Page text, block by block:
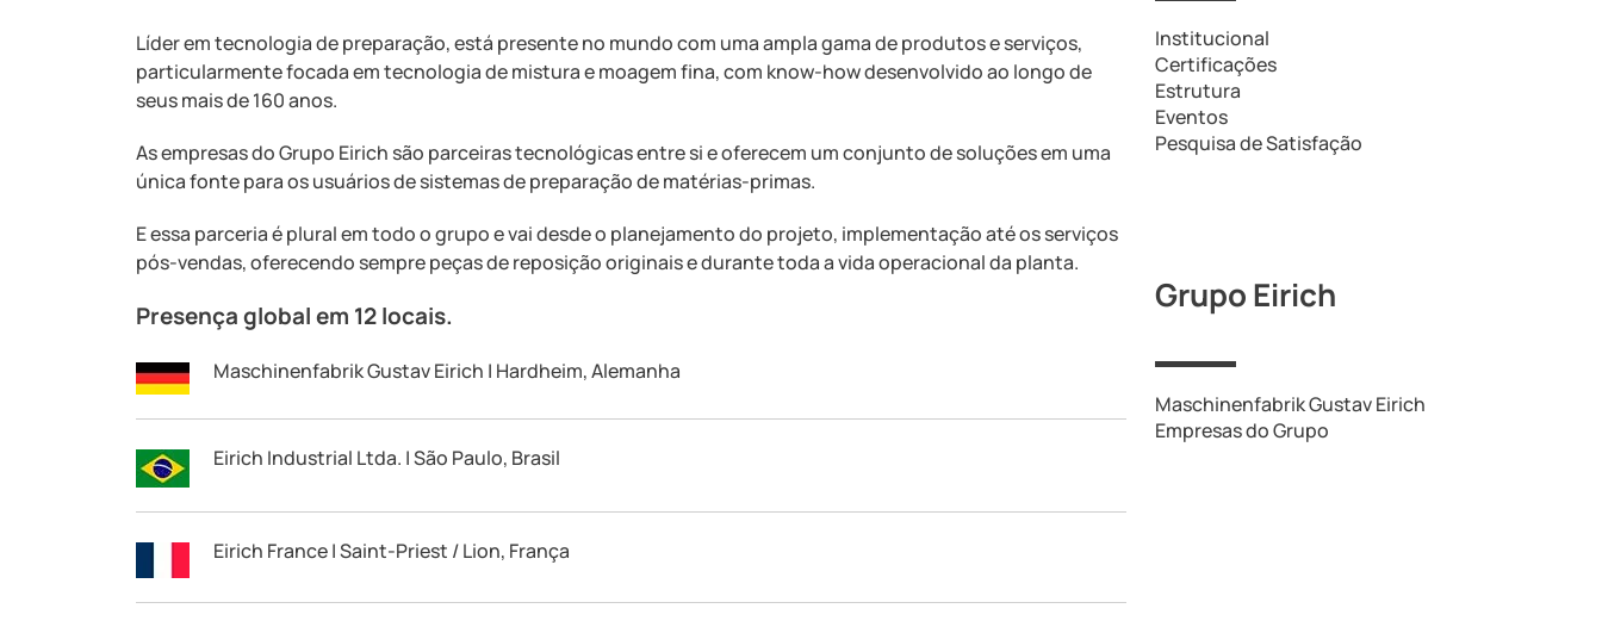
Líder em tecnologia de preparação, está presente no mundo com uma ampla gama de produtos e serviços,
particularmente focada em tecnologia de mistura e moagem fina, com know-how desenvolvido ao longo de
seus mais de 160 anos.
As empresas do Grupo Eirich são parceiras tecnológicas entre si e oferecem um conjunto de soluções em uma
única fonte para os usuários de sistemas de preparação de matérias-primas.
E essa parceria é plural em todo o grupo e vai desde o planejamento do projeto, implementação até os serviços
pós-vendas, oferecendo sempre peças de reposição originais e durante toda a vida operacional da planta.
Presença global em 12 locais.
Maschinenfabrik Gustav Eirich | Hardheim, Alemanha
Eirich Industrial Ltda. | São Paulo, Brasil
Eirich France | Saint-Priest / Lion, França
Institucional
Certificações
Estrutura
Eventos
Pesquisa de Satisfação
Grupo Eirich
Maschinenfabrik Gustav Eirich
Empresas do Grupo